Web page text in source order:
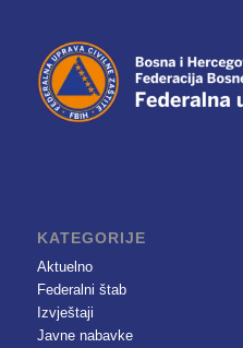
KATEGORIJE
Aktuelno
Federalni štab
Izvještaji
Javne nabavke